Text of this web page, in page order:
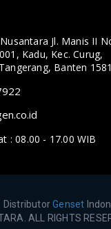
Jl. Manis II
Kadu, Kec. Curug,
Banten
: 08.00 - 17.00 WIB
DistributorGenset
ALL RIGHTS